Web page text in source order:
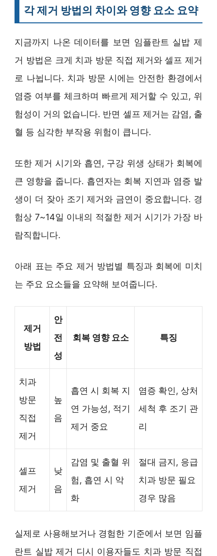
각 제거 방법의 차이와 영향 요소 요약
지금까지 나온 데이터를 보면 임플란트 실밥 제
거 방법은 크게 치과 방문 직접 제거와 셀프 제거
로 나뉩니다. 치과 방문 시에는 안전한 환경에서
염증 여부를 체크하며 빠르게 제거할 수 있고, 위
험성이 거의 없습니다. 반면 셀프 제거는 감염, 출
혈 등 심각한 부작용 위험이 큽니다.
또한 제거 시기와 흡연, 구강 위생 상태가 회복에
큰 영향을 줍니다. 흡연자는 회복 지연과 염증 발
생이 더 잦아 조기 제거와 금연이 중요합니다. 경
험상 7~14일 이내의 적절한 제거 시기가 가장 바
람직합니다.
아래 표는 주요 제거 방법별 특징과 회복에 미치
는 주요 요소들을 요약해 보여줍니다.
제거
방법
안
전
성
회복 영향 요소 특징
치과
방문
직접
제거
높
음
흡연 시 회복 지
연 가능성, 적기
제거 중요
염증 확인, 상처
세척 후 조기 관
리
셀프
제거
낮
음
감염 및 출혈 위
험, 흡연 시 악
화
절대 금지, 응급
치과 방문 필요
경우 많음
실제로 사용해보거나 경험한 기준에서 보면 임플
란트 실밥 제거 디시 이용자들도 치과 방문 직접